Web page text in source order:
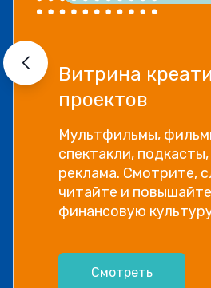
Витрина
проектов
Мультфильмы,
спектакли,
реклама. Смотрите,
читайте и
финансовую
Смотреть